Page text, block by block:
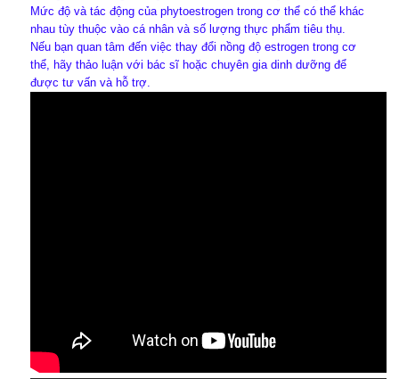
Mức độ và tác động của phytoestrogen trong cơ thể có thể khác
nhau tùy thuộc vào cá nhân và số lượng thực phẩm tiêu thụ.
Nếu bạn quan tâm đến việc thay đổi nồng độ estrogen trong cơ
thể, hãy thảo luận với bác sĩ hoặc chuyên gia dinh dưỡng để
được tư vấn và hỗ trợ.